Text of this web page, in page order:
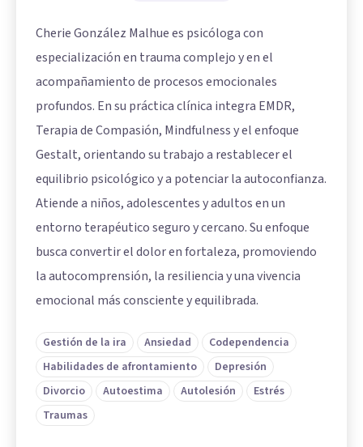
Cherie González Malhue es psicóloga con
especialización en trauma complejo y en el
acompañamiento de procesos emocionales
profundos. En su práctica clínica integra EMDR,
Terapia de Compasión, Mindfulness y el enfoque
Gestalt, orientando su trabajo a restablecer el
equilibrio psicológico y a potenciar la autoconfianza.
Atiende a niños, adolescentes y adultos en un
entorno terapéutico seguro y cercano. Su enfoque
busca convertir el dolor en fortaleza, promoviendo
la autocomprensión, la resiliencia y una vivencia
emocional más consciente y equilibrada.
Gestión de la ira Ansiedad
Codependencia
Habilidades de afrontamiento
Depresión
Divorcio
Autoestima Autolesión
Estrés
Traumas